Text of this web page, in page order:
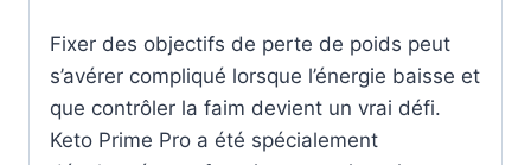
Fixer des objectifs de perte de poids peut
s’avérer compliqué lorsque l’énergie baisse et
que contrôler la faim devient un vrai défi.
Keto Prime Pro a été spécialement